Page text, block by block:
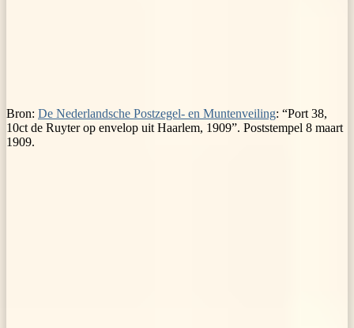
Bron: De Nederlandsche Postzegel- en Muntenveiling: “Port 38,
10ct de Ruyter op envelop uit Haarlem, 1909”. Poststempel 8 maart
1909.